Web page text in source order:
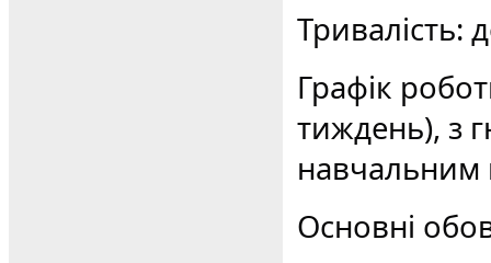
Тривалість:
Графік
тиждень), з
навчальним
Основні